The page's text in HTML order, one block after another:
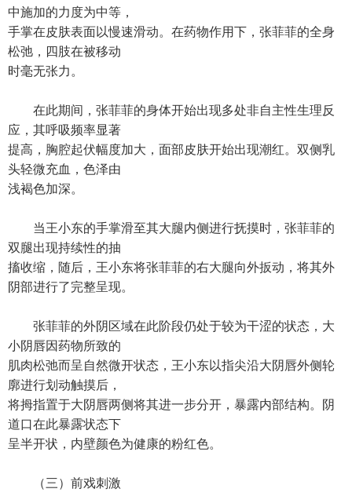
中施加的力度为中等，
手掌在皮肤表面以慢速滑动。在药物作用下，张菲菲的全身
松弛，四肢在被移动
时毫无张力。
在此期间，张菲菲的身体开始出现多处非自主性生理反
应，其呼吸频率显著
提高，胸腔起伏幅度加大，面部皮肤开始出现潮红。双侧乳
头轻微充血，色泽由
浅褐色加深。
当王小东的手掌滑至其大腿内侧进行抚摸时，张菲菲的
双腿出现持续性的抽
搐收缩，随后，王小东将张菲菲的右大腿向外扳动，将其外
阴部进行了完整呈现。
张菲菲的外阴区域在此阶段仍处于较为干涩的状态，大
小阴唇因药物所致的
肌肉松弛而呈自然微开状态，王小东以指尖沿大阴唇外侧轮
廓进行划动触摸后，
将拇指置于大阴唇两侧将其进一步分开，暴露内部结构。阴
道口在此暴露状态下
呈半开状，内壁颜色为健康的粉红色。
（三）前戏刺激